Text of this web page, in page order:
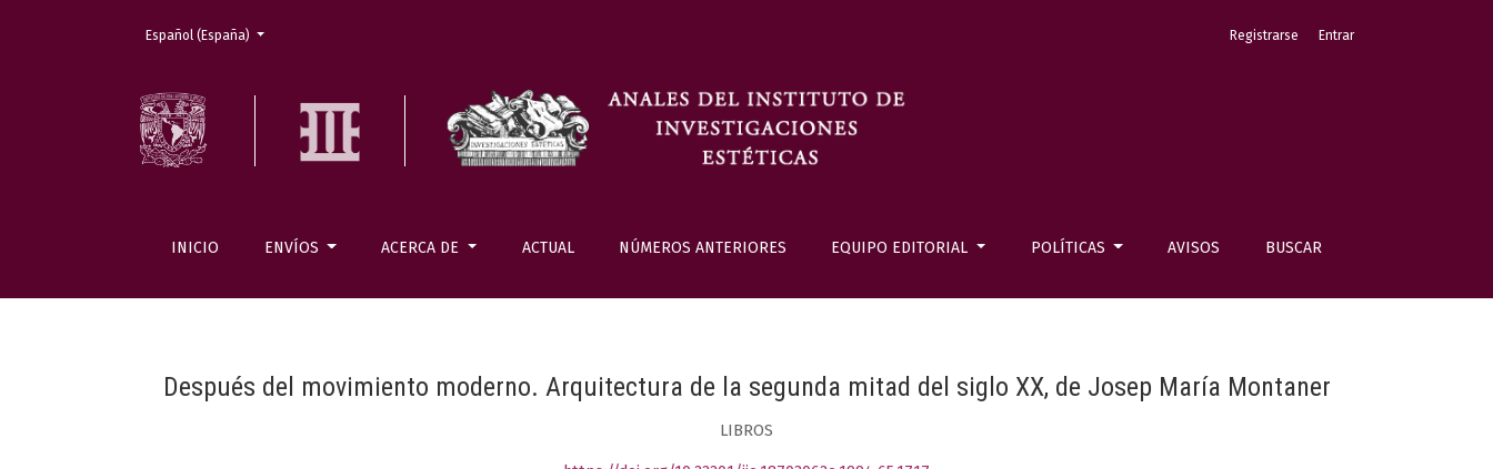
INICIO ENVÍOS ACERCA DE ACTUAL NÚMEROS ANTERIORES EQUIPO EDITORIAL POLÍTICAS AVISOS BUSCAR
Registrarse Entrar
Cambiar el idioma. El actual es:
Español (España)
Después del movimiento moderno. Arquitectura de la segunda mitad del siglo XX, de Josep María Montaner
LIBROS